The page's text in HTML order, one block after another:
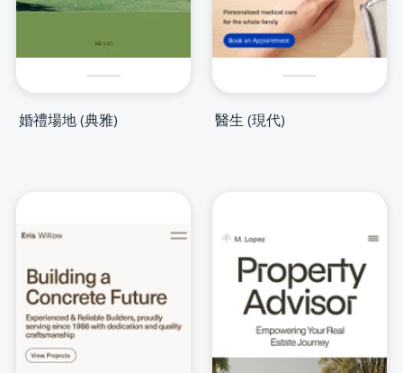
婚禮場地 (典雅) 醫生 (現代)